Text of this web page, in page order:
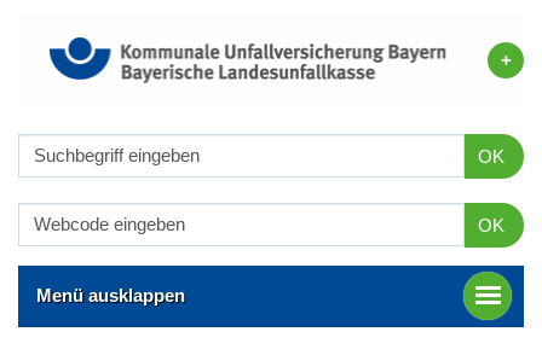
OK
OK
Menü ausklappen